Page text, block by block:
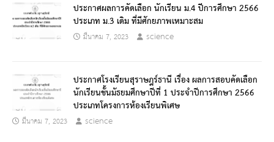
ประกาศผลการคัดเลือก นักเรียน ม.4 ปีการศึกษา 2566
ประเภท ม.3 เดิม ที่มีศักยภาพเหมาะสม
มีนาคม 7, 2023 science
ประกาศโรงเรียนสุราษฎร์ธานี เรื่อง ผลการสอบคัดเลือก
นักเรียนชั้นมัธยมศึกษาปีที่ 1 ประจำปีการศึกษา 2566
ประเภทโครงการห้องเรียนพิเศษ
มีนาคม 7, 2023 science